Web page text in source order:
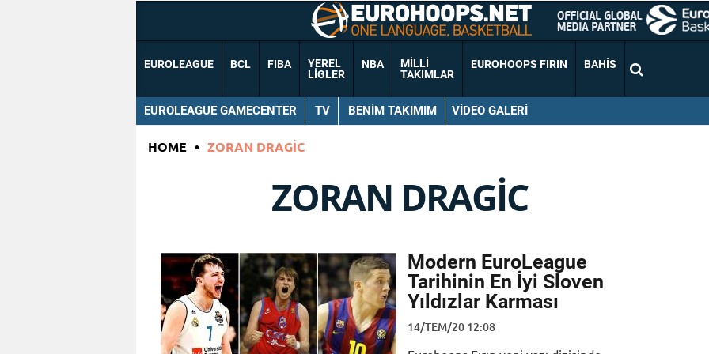
EUROLEAGUE BCL FIBA
YEREL
LIGLER
NBA
MILLI
TAKIMLAR
EUROHOOPS FIRIN BAHIS
EUROLEAGUE GAMECENTER TV BENIM TAKIMIM VIDEO GALERI
HOME • ZORAN DRAGIC
ZORAN DRAGIC
Modern EuroLeague
Tarihinin En İyi Sloven
Yıldızlar Karması
14/TEM/20 12:08